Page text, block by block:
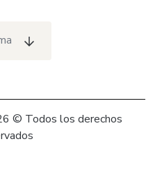
© Todos los derechos